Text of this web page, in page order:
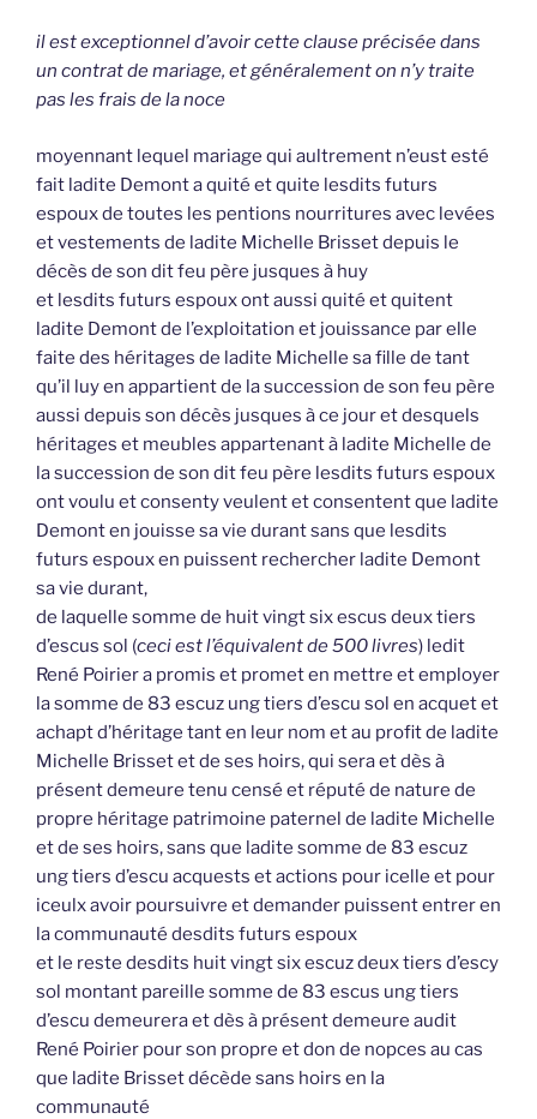
il est exceptionnel d’avoir cette clause précisée dans
un contrat de mariage, et généralement on n’y traite
pas les frais de la noce
moyennant lequel mariage qui aultrement n’eust esté
fait ladite Demont a quité et quite lesdits futurs
espoux de toutes les pentions nourritures avec levées
et vestements de ladite Michelle Brisset depuis le
décès de son dit feu père jusques à huy
et lesdits futurs espoux ont aussi quité et quitent
ladite Demont de l’exploitation et jouissance par elle
faite des héritages de ladite Michelle sa fille de tant
qu’il luy en appartient de la succession de son feu père
aussi depuis son décès jusques à ce jour et desquels
héritages et meubles appartenant à ladite Michelle de
la succession de son dit feu père lesdits futurs espoux
ont voulu et consenty veulent et consentent que ladite
Demont en jouisse sa vie durant sans que lesdits
futurs espoux en puissent rechercher ladite Demont
sa vie durant,
de laquelle somme de huit vingt six escus deux tiers
d’escus sol (ceci est l’équivalent de 500 livres) ledit
René Poirier a promis et promet en mettre et employer
la somme de 83 escuz ung tiers d’escu sol en acquet et
achapt d’héritage tant en leur nom et au profit de ladite
Michelle Brisset et de ses hoirs, qui sera et dès à
présent demeure tenu censé et réputé de nature de
propre héritage patrimoine paternel de ladite Michelle
et de ses hoirs, sans que ladite somme de 83 escuz
ung tiers d’escu acquests et actions pour icelle et pour
iceulx avoir poursuivre et demander puissent entrer en
la communauté desdits futurs espoux
et le reste desdits huit vingt six escuz deux tiers d’escy
sol montant pareille somme de 83 escus ung tiers
d’escu demeurera et dès à présent demeure audit
René Poirier pour son propre et don de nopces au cas
que ladite Brisset décède sans hoirs en la
communauté